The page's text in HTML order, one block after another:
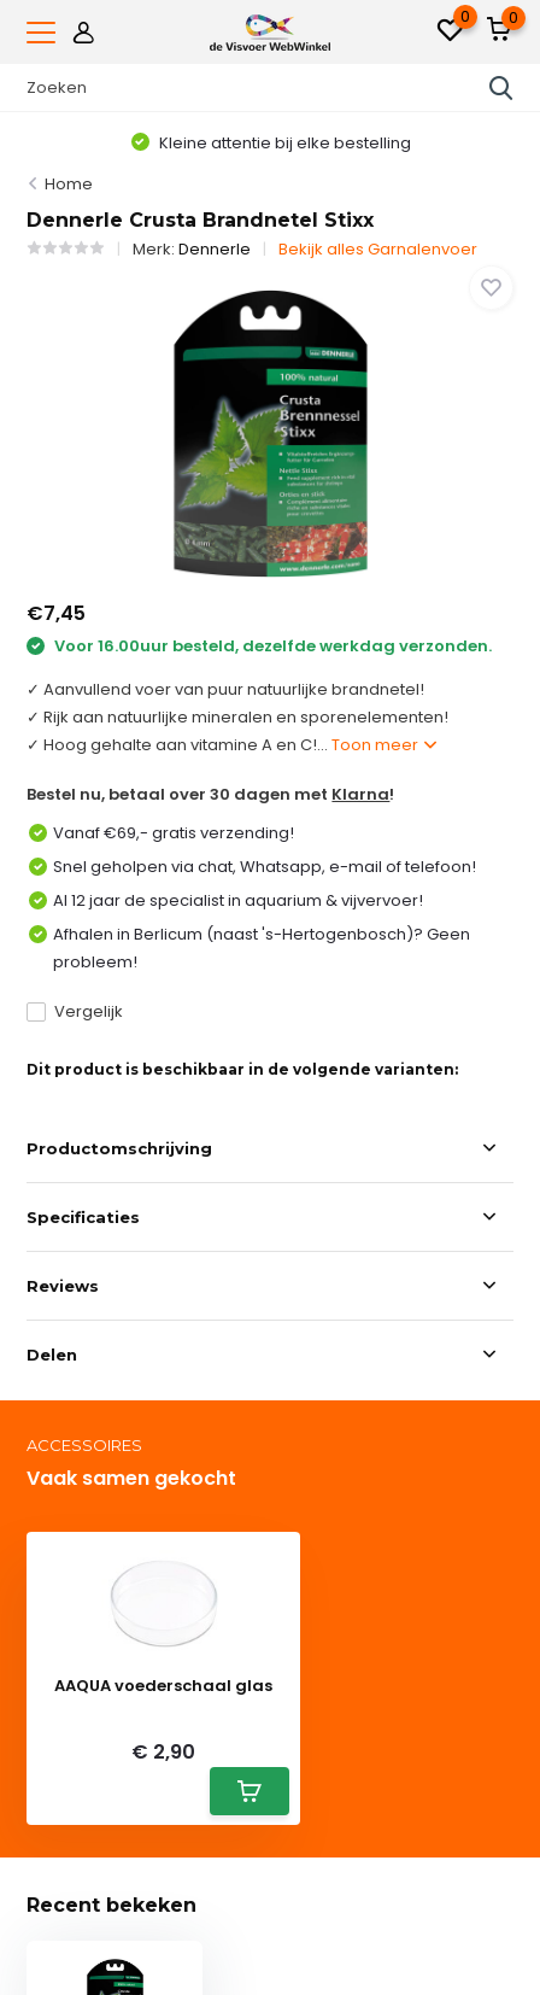
0 0
Kleine attentie bij elke bestelling
Home
Dennerle Crusta Brandnetel Stixx
Merk:Dennerle Bekijk alles Garnalenvoer
€7,45
Voor 16.00uur besteld, dezelfde werkdag verzonden.
✓ Aanvullend voer van puur natuurlijke brandnetel!
✓ Rijk aan natuurlijke mineralen en sporenelementen!
✓ Hoog gehalte aan vitamine A en C!...Toon meer
Bestel nu, betaal over 30 dagen met Klarna!
Vanaf €69,- gratis verzending!
Snel geholpen via chat, Whatsapp, e-mail of telefoon!
Al 12 jaar de specialist in aquarium & vijvervoer!
Afhalen in Berlicum (naast 's-Hertogenbosch)? Geen
probleem!
Vergelijk
Dit product is beschikbaar in de volgende varianten:
Productomschrijving
Specificaties
Reviews
Delen
ACCESSOIRES
Vaak samen gekocht
AAQUA voederschaal glas
€ 2,90
Recent bekeken